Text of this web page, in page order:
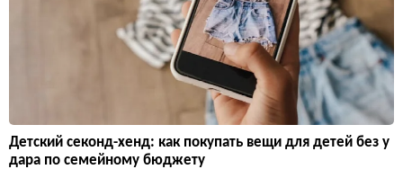
Детский секонд-хенд: как покупать вещи для детей без у
дара по семейному бюджету